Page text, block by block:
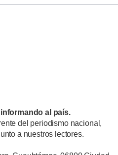
al país.
del periodismo nacional,
a nuestros lectores.